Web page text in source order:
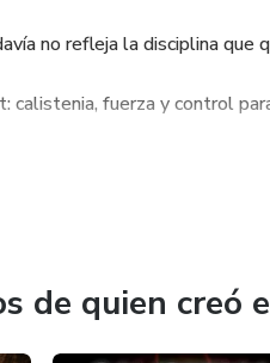
no refleja la disciplina
calistenia, fuerza y control
de quien creó